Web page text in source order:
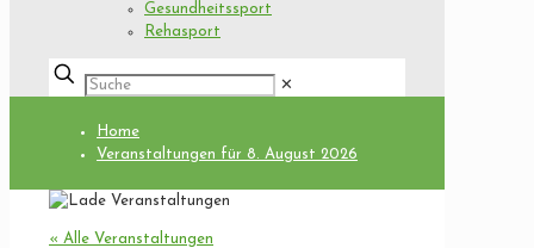
Gesundheitssport
Rehasport
✕
Home
Veranstaltungen für 8. August 2026
« Alle Veranstaltungen